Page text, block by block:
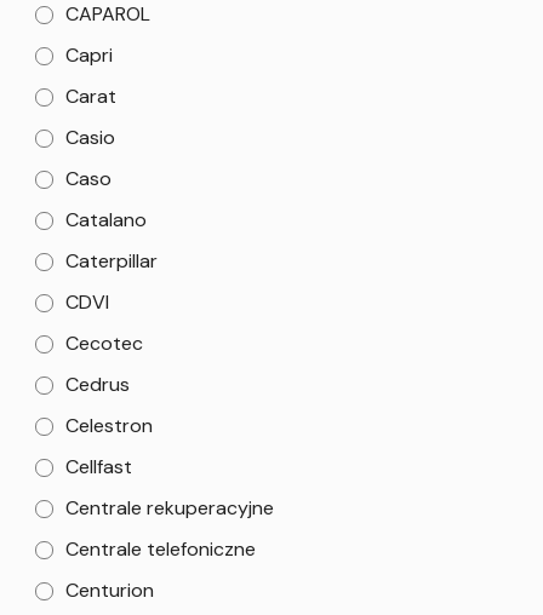
CAPAROL
Capri
Carat
Casio
Caso
Catalano
Caterpillar
CDVI
Cecotec
Cedrus
Celestron
Cellfast
Centrale rekuperacyjne
Centrale telefoniczne
Centurion